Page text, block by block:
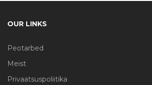
OUR LINKS
Peotarbed
Meist
Privaatsuspoliitika